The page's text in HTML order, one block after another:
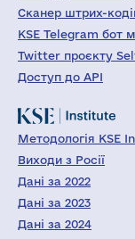
Сканер штрих-
KSE Telegram бот
Twitter проєкту
Доступ до API
Методологія KSE
Виходи з Росії
Дані за 2022
Дані за 2023
Дані за 2024